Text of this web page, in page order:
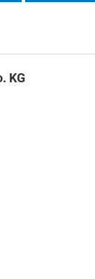
KG